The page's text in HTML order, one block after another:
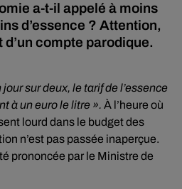
a-t-il appelé à moins
d’essence ? Attention,
compte parodique.
sur deux, le tarif de l’essence
à un euro le litre ». À l’heure où
lourd dans le budget des
n’est pas passée inaperçue.
prononcée par le Ministre de